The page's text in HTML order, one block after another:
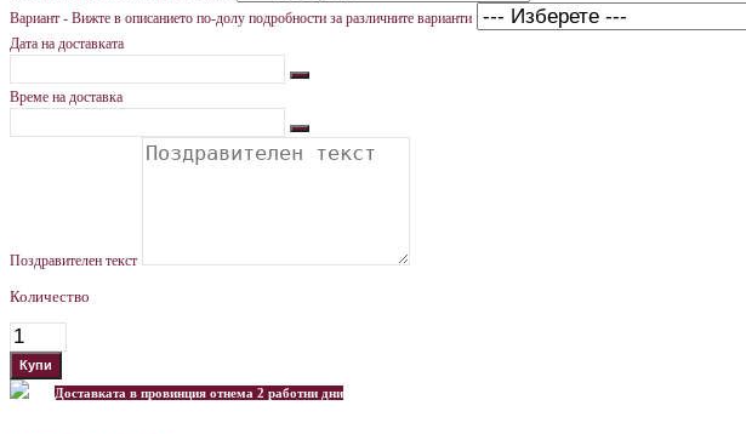
Вариант - Вижте в описанието по-долу подробности за различните варианти
Дата на доставката
Време на доставка
Поздравителен текст
Количество
Доставката в провинция отнема 2 работни дни